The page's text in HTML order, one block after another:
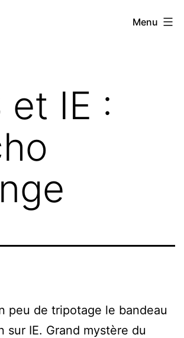
Menu
et IE :
peu de tripotage le bandeau
sur IE. Grand mystère du